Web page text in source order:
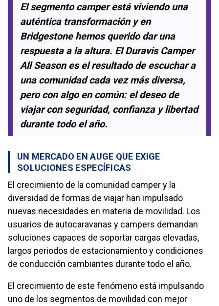
El segmento camper está viviendo una
auténtica transformación y en
Bridgestone hemos querido dar una
respuesta a la altura. El Duravis Camper
All Season es el resultado de escuchar a
una comunidad cada vez más diversa,
pero con algo en común: el deseo de
viajar con seguridad, confianza y libertad
durante todo el año.
UN MERCADO EN AUGE QUE EXIGE
SOLUCIONES ESPECÍFICAS
El crecimiento de la comunidad camper y la
diversidad de formas de viajar han impulsado
nuevas necesidades en materia de movilidad. Los
usuarios de autocaravanas y campers demandan
soluciones capaces de soportar cargas elevadas,
largos periodos de estacionamiento y condiciones
de conducción cambiantes durante todo el año.
El crecimiento de este fenómeno está impulsando
uno de los segmentos de movilidad con mejor